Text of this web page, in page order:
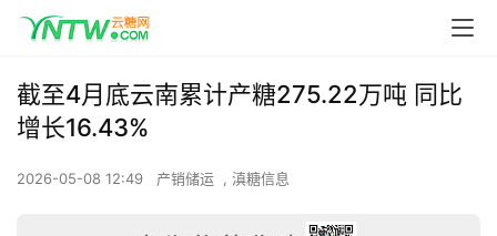
截至4月底云南累计产糖275.22万吨 同比
增长16.43%
2026-05-08 12:49 产销储运 , 滇糖信息